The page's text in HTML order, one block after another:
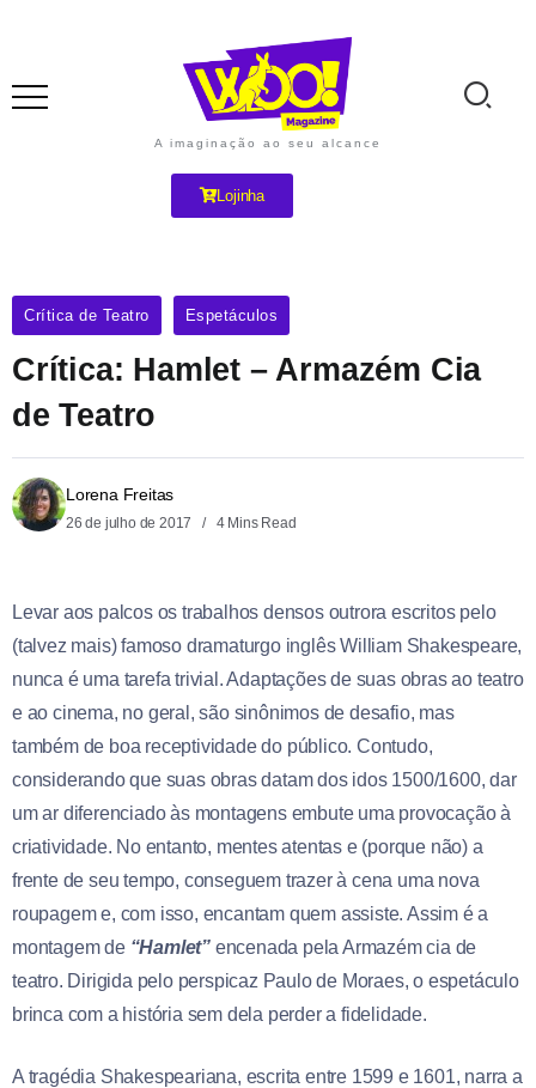
A imaginação ao seu alcance
Lojinha
Crítica de Teatro Espetáculos
Crítica: Hamlet – Armazém Cia
de Teatro
Lorena Freitas
26 de julho de 2017 4 Mins Read
Levar aos palcos os trabalhos densos outrora escritos pelo
(talvez mais) famoso dramaturgo inglês William Shakespeare,
nunca é uma tarefa trivial. Adaptações de suas obras ao teatro
e ao cinema, no geral, são sinônimos de desafio, mas
também de boa receptividade do público. Contudo,
considerando que suas obras datam dos idos 1500/1600, dar
um ar diferenciado às montagens embute uma provocação à
criatividade. No entanto, mentes atentas e (porque não) a
frente de seu tempo, conseguem trazer à cena uma nova
roupagem e, com isso, encantam quem assiste. Assim é a
montagem de“Hamlet” encenada pela Armazém cia de
teatro. Dirigida pelo perspicaz Paulo de Moraes, o espetáculo
brinca com a história sem dela perder a fidelidade.
A tragédia Shakespeariana, escrita entre 1599 e 1601, narra a